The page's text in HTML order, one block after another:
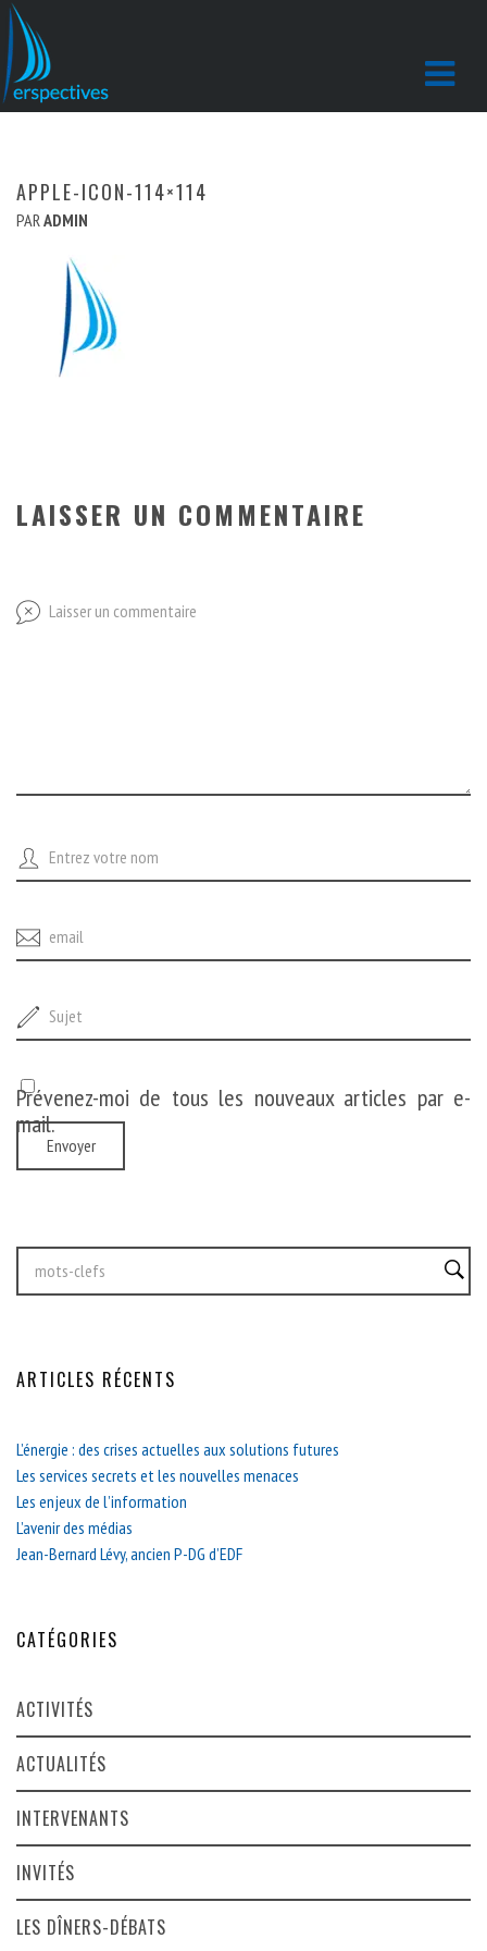
APPLE-ICON-114×114
PARADMIN
LAISSER UN COMMENTAIRE
Prévenez-moi de tous les nouveaux articles par e-
mail.
ARTICLES RÉCENTS
L’énergie : des crises actuelles aux solutions futures
Les services secrets et les nouvelles menaces
Les enjeux de l’information
L’avenir des médias
Jean-Bernard Lévy, ancien P-DG d’EDF
CATÉGORIES
ACTIVITÉS
ACTUALITÉS
INTERVENANTS
INVITÉS
LES DÎNERS-DÉBATS